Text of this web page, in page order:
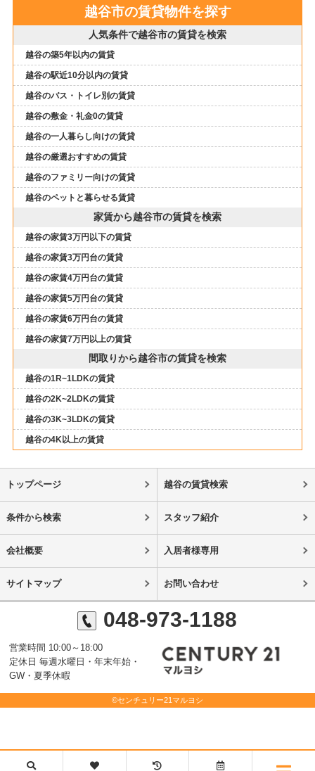
越谷市の賃貸物件を探す
人気条件で越谷市の賃貸を検索
越谷の築5年以内の賃貸
越谷の駅近10分以内の賃貸
越谷のバス・トイレ別の賃貸
越谷の敷金・礼金0の賃貸
越谷の一人暮らし向けの賃貸
越谷の厳選おすすめの賃貸
越谷のファミリー向けの賃貸
越谷のペットと暮らせる賃貸
家賃から越谷市の賃貸を検索
越谷の家賃3万円以下の賃貸
越谷の家賃3万円台の賃貸
越谷の家賃4万円台の賃貸
越谷の家賃5万円台の賃貸
越谷の家賃6万円台の賃貸
越谷の家賃7万円以上の賃貸
間取りから越谷市の賃貸を検索
越谷の1R~1LDKの賃貸
越谷の2K~2LDKの賃貸
越谷の3K~3LDKの賃貸
越谷の4K以上の賃貸
トップページ 越谷の賃貸検索
条件から検索 スタッフ紹介
会社概要 入居者様専用
サイトマップ お問い合わせ
048-973-1188
営業時間 10:00～18:00
定休日 毎週水曜日・年末年始・
GW・夏季休暇
©センチュリー21マルヨシ